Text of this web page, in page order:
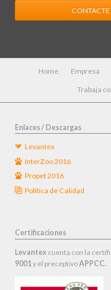
Home Empresa
Trabaja
Enlaces / Descargas
Levantex
InterZoo 2016
Propet 2016
Política de Calidad
Certificaciones
Levantex cuenta con la
9001y el preceptivoAPPCC.